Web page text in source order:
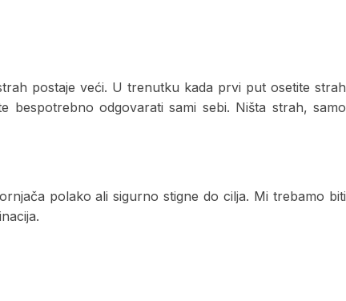
postaje veći. U trenutku kada prvi put osetite strah
odgovarati sami sebi. Ništa strah, samo
polako ali sigurno stigne do cilja. Mi trebamo biti